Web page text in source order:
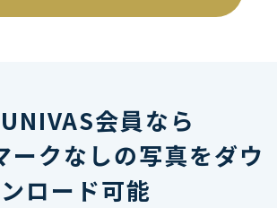
会員なら
ークなしの写真をダウ
ンロード可能